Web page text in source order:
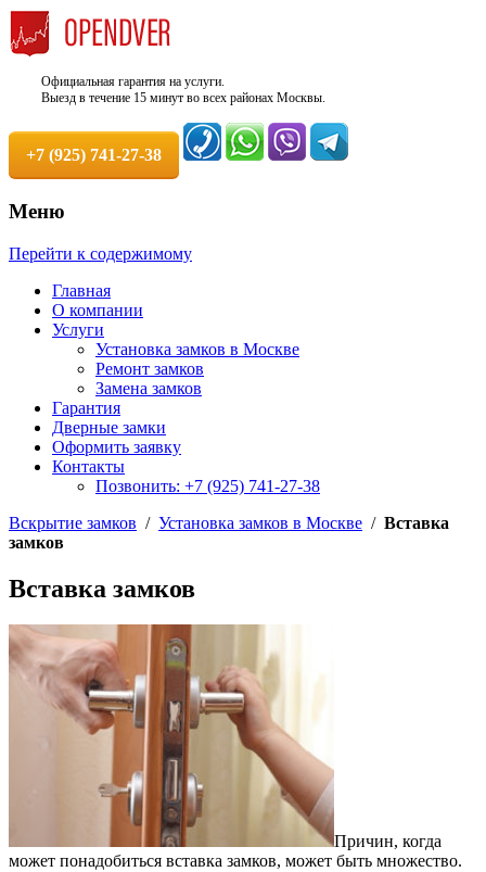
Официальная гарантия на услуги.
Выезд в течение 15 минут во всех районах Москвы.
+7 (925) 741-27-38
Служба вскрытия и ремонта
замков +7 (925) 741-27-38
Круглосуточно. 100% Гарантия!
Меню
Перейти к содержимому
Главная
О компании
Услуги
Установка замков в Москве
Ремонт замков
Замена замков
Гарантия
Дверные замки
Оформить заявку
Контакты
Позвонить: +7 (925) 741-27-38
Вскрытие замков / Установка замков в Москве / Вставка
замков
Вставка замков
Причин, когда
может понадобиться вставка замков, может быть множество.